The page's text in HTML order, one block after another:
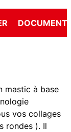
mastic à base
vos collages
rondes ). Il